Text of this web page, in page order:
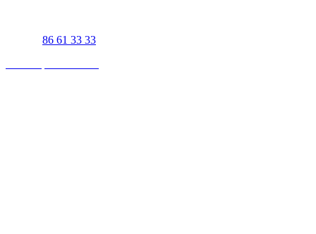
86 61 33 33